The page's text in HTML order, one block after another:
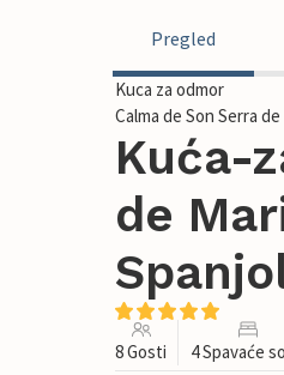
Pregled
Kuca za odmor
Calma de Son Serra
Kuća-
de
8 Gosti 4 Spavaće